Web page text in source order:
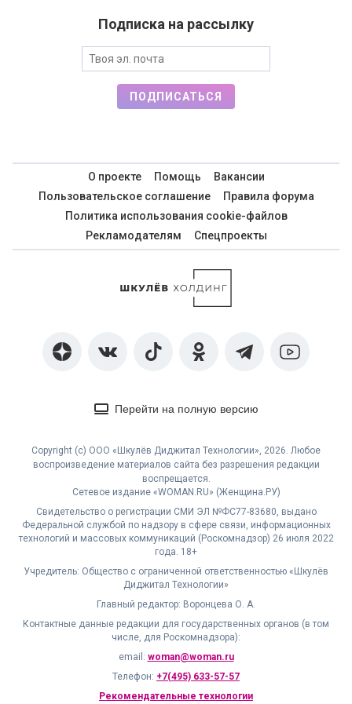
Подписка на рассылку
ПОДПИСАТЬСЯ
О проекте Помощь
Вакансии
Пользовательское соглашение
Правила форума
Политика использования cookie-файлов
Рекламодателям
Спецпроекты
Перейти на полную версию
Copyright (с) ООО «Шкулёв Диджитал Технологии», 2026. Любое
воспроизведение материалов сайта без разрешения редакции
воспрещается.
Сетевое издание «WOMAN.RU» (Женщина.РУ)
Свидетельство о регистрации СМИ ЭЛ №ФС77-83680, выдано
Федеральной службой по надзору в сфере связи, информационных
технологий и массовых коммуникаций (Роскомнадзор) 26 июля 2022
года. 18+
Учредитель: Общество с ограниченной ответственностью «Шкулёв
Диджитал Технологии»
Главный редактор: Воронцева О. А.
Контактные данные редакции для государственных органов (в том
числе, для Роскомнадзора):
email: woman@woman.ru
Телефон: +7(495) 633-57-57
Рекомендательные технологии